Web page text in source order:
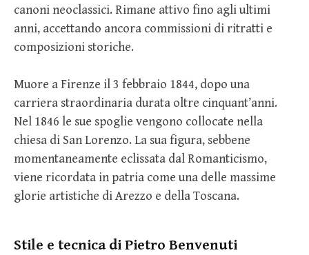
canoni neoclassici. Rimane attivo fino agli ultimi
anni, accettando ancora commissioni di ritratti e
composizioni storiche.
Muore a Firenze il 3 febbraio 1844, dopo una
carriera straordinaria durata oltre cinquant’anni.
Nel 1846 le sue spoglie vengono collocate nella
chiesa di San Lorenzo. La sua figura, sebbene
momentaneamente eclissata dal Romanticismo,
viene ricordata in patria come una delle massime
glorie artistiche di Arezzo e della Toscana.
Stile e tecnica di Pietro Benvenuti